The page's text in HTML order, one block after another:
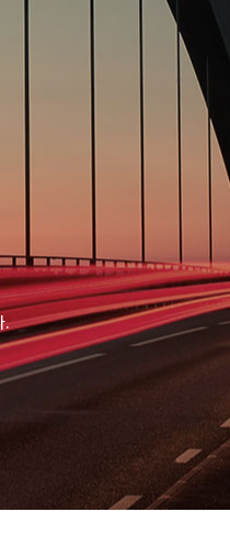
.